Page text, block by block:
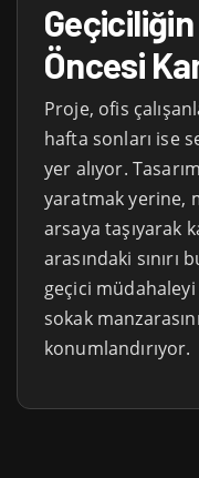
Öncesi
Proje, ofis
hafta sonları ise
yer alıyor.
yaratmak yerine,
arsaya taşıyarak
arasındaki sınırı
geçici
sokak
konumlandırıyor.